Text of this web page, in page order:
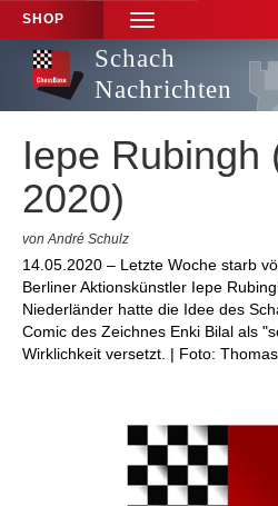
SHOP
TOGGLE
NAVIGATION
Schach
Nachrichten
Iepe Rubingh
2020)
von André Schulz
14.05.2020 – Letzte Woche starb
Berliner Aktionskünstler Iepe
Niederländer hatte die Idee des
Comic des Zeichnes Enki Bilal als
Wirklichkeit versetzt. | Foto: